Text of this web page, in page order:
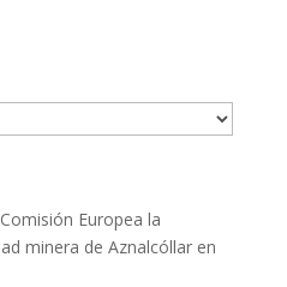
Europea la
minera de Aznalcóllar en